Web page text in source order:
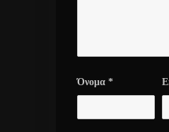
Όνομα *